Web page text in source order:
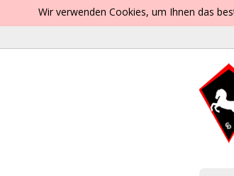
Wir verwenden Cookies, um Ihnen das